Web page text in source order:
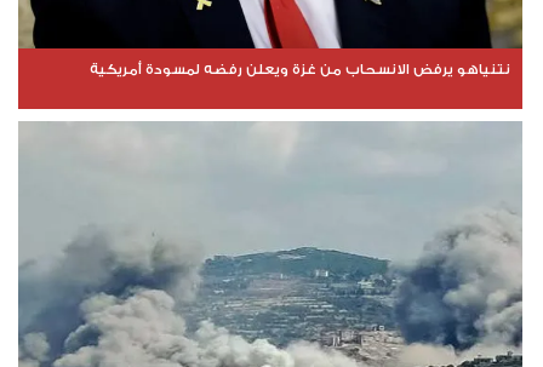
نتنياهو يرفض الانسحاب من غزة ويعلن رفضه لمسودة أمريكية